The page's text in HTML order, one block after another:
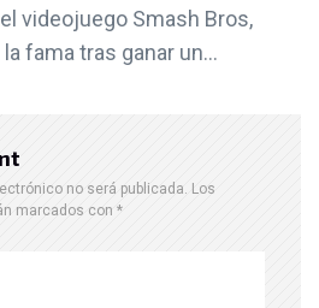
videojuego Smash Bros,
fama tras ganar un...
no será publicada. Los
marcados con *